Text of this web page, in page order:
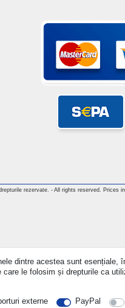
rezervate. - All rights reserved. Prices
dintre acestea sunt
care le folosim și drepturile ca
externe PayPal